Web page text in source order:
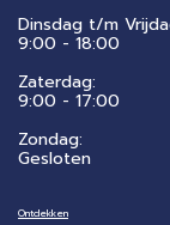
Dinsdag t/m
9:00 - 18:00
Zaterdag:
​9:00 - 17:00
Zondag:
Gesloten
Ontdekken